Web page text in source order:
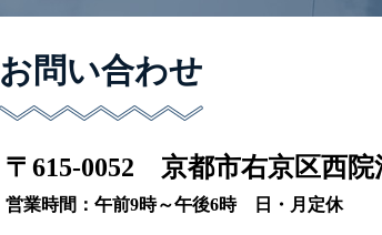
お問い合わせ
〒615-0052 京都市右京区西院
営業時間：午前9時～午後6時 日・月定休